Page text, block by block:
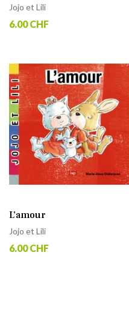
Jojo et Lili
6.00 CHF
L’amour
Jojo et Lili
6.00 CHF